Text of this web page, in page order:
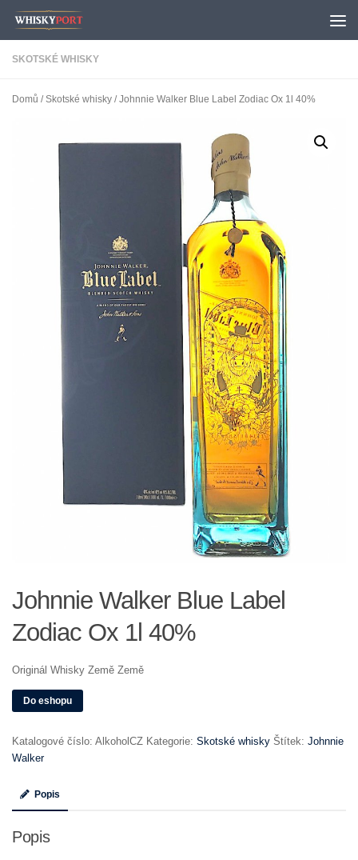
Skip to content
SKOTSKÉ WHISKY
Domů /Skotské whisky / Johnnie Walker Blue Label Zodiac Ox 1l 40%
Johnnie Walker Blue Label
Zodiac Ox 1l 40%
Originál Whisky Země Země
Do eshopu
Katalogové číslo: AlkoholCZ Kategorie: Skotské whisky Štítek: Johnnie
Walker
Popis
Popis